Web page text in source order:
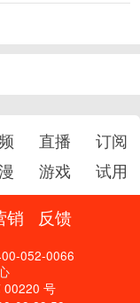
直播
订阅
游戏 试用
销 反馈
052-0066
00220 号